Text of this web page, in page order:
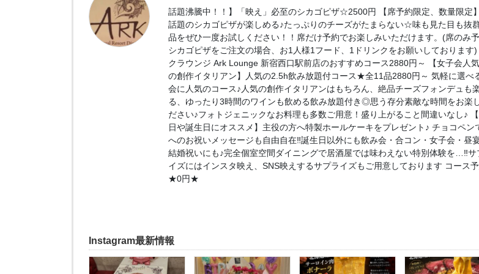
話題沸騰中！！】「映え」必至のシカゴピザ☆2500円 【席予約限定、数量限定
話題のシカゴピザが楽しめる♪たっぷりのチーズがたまらない☆味も見た目も抜
品をぜひ一度お試しください！！席だけ予約でお楽しみいただけます。(席のみ予
シカゴピザをご注文の場合、お1人様1フード、1ドリンクをお願いしております)
クラウンジ Ark Lounge 新宿西口駅前店のおすすめコース2880円～ 【女子会人
の創作イタリアン】人気の2.5h飲み放題付コース★全11品2880円～ 気軽に選べ
会に人気のコース♪人気の創作イタリアンはもちろん、絶品チーズフォンデュも
る、ゆったり3時間のワインも飲める飲み放題付き◎思う存分素敵な時間をお楽
ださい♪フォトジェニックなお料理も多数ご用意！盛り上がること間違いなし♪
日や誕生日にオススメ】主役の方へ特製ホールケーキをプレゼント♪ チョコペン
へのお祝いメッセージも自由自在‼誕生日以外にも飲み会・合コン・女子会・昼
結婚祝いにも♪完全個室空間ダイニングで居酒屋では味わえない特別体験を…‼サ
イズにはインスタ映え、SNS映えするサプライズもご用意しております コース
★0円★
Instagram最新情報